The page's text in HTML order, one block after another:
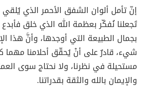
إنّ تأمل ألوان الشفق الأحمر الذي
تَجعلنا نُفكّر بعظمة الله الذي خلق
بجمال الطبيعة التي أوجدها، وأنَّ هذا
شيء، قادرٌ على أنْ يُحقّق أحلامنا مهما
مستحيلة في نظرنا، ولا نحتاج سوى
والإيمان بالله والثقة بقدراتنا.